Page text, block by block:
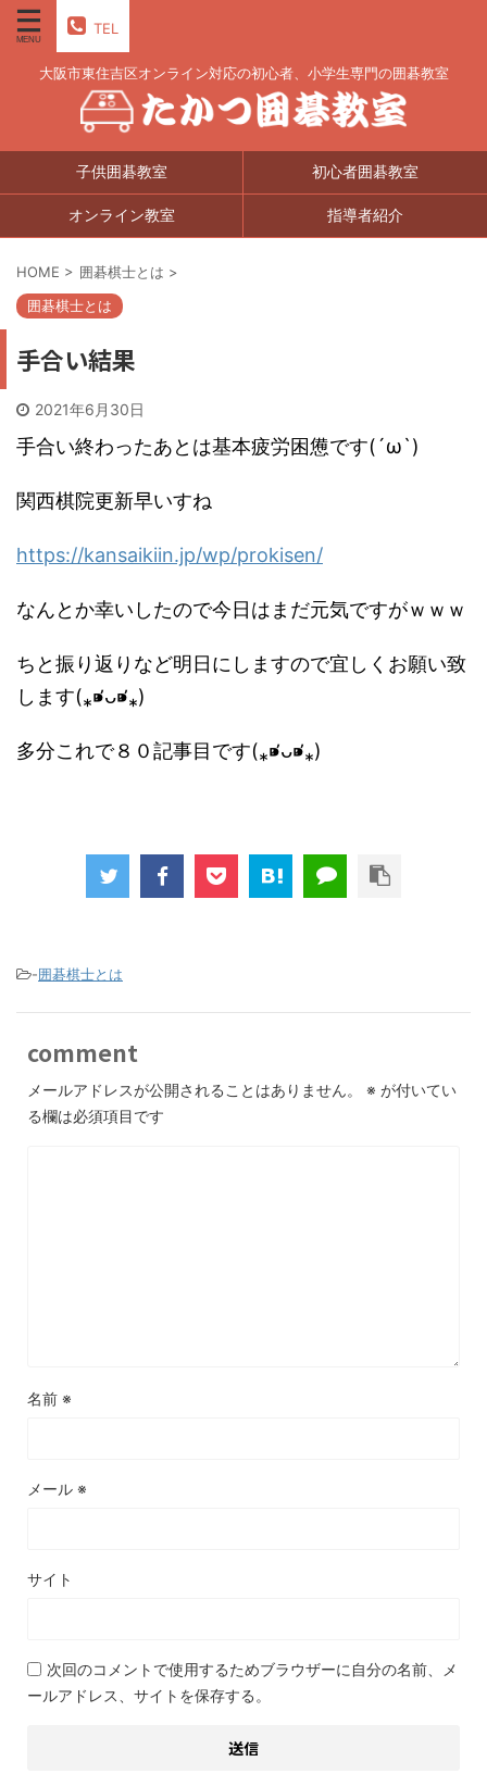
TEL
大阪市東住吉区オンライン対応の初心者、小学生専門の囲碁教室
子供囲碁教室 初心者囲碁教室
オンライン教室 指導者紹介
HOME > 囲碁棋士とは >
囲碁棋士とは
手合い結果
2021年6月30日
手合い終わったあとは基本疲労困憊です(´ω`)
関西棋院更新早いすね
https://kansaikiin.jp/wp/prokisen/
なんとか幸いしたので今日はまだ元気ですがｗｗｗ
ちと振り返りなど明日にしますので宜しくお願い致
します(⁎⁍̴̛ᴗ⁍̴̛⁎)
多分これで８０記事目です(⁎⁍̴̛ᴗ⁍̴̛⁎)
-囲碁棋士とは
comment
メールアドレスが公開されることはありません。 ※ が付いてい
る欄は必須項目です
名前 ※
メール ※
サイト
次回のコメントで使用するためブラウザーに自分の名前、メ
ールアドレス、サイトを保存する。